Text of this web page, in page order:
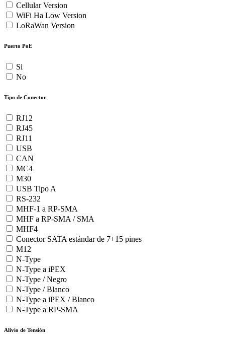
Cellular Version
WiFi Ha Low Version
LoRaWan Version
Puerto PoE
Si
No
Tipo de Conector
RJ12
RJ45
RJ11
USB
CAN
MC4
M30
USB Tipo A
RS-232
MHF-1 a RP-SMA
MHF a RP-SMA / SMA
MHF4
Conector SATA estándar de 7+15 pines
M12
N-Type
N-Type a iPEX
N-Type / Negro
N-Type / Blanco
N-Type a iPEX / Blanco
N-Type a RP-SMA
Alivio de Tensión